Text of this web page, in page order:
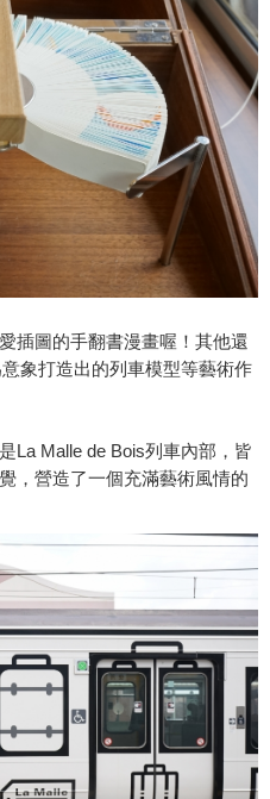
插圖的手翻書漫畫喔！其他還
象打造出的列車模型等藝術作
La Malle de Bois列車內部，皆
，營造了一個充滿藝術風情的